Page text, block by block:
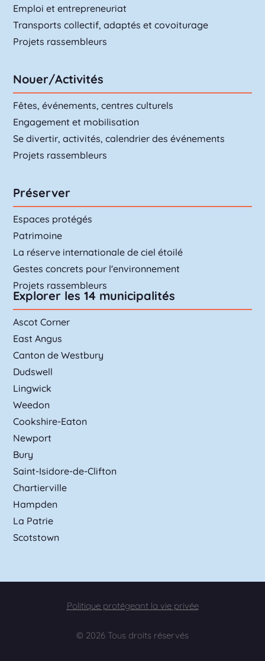
Emploi et entrepreneuriat
Transports collectif, adaptés et covoiturage
Projets rassembleurs
Nouer/Activités
Fêtes, événements, centres culturels
Engagement et mobilisation
Se divertir, activités, calendrier des événements
Projets rassembleurs
Préserver
Espaces protégés
Patrimoine
La réserve internationale de ciel étoilé
Gestes concrets pour l'environnement
Projets rassembleurs
Explorer les 14 municipalités
Ascot Corner
East Angus
Canton de Westbury
Dudswell
Lingwick
Weedon
Cookshire-Eaton
Newport
Bury
Saint-Isidore-de-Clifton
Chartierville
Hampden
La Patrie
Scotstown
Politique protégeant la vie privée
© 2026 Tous droits réservés